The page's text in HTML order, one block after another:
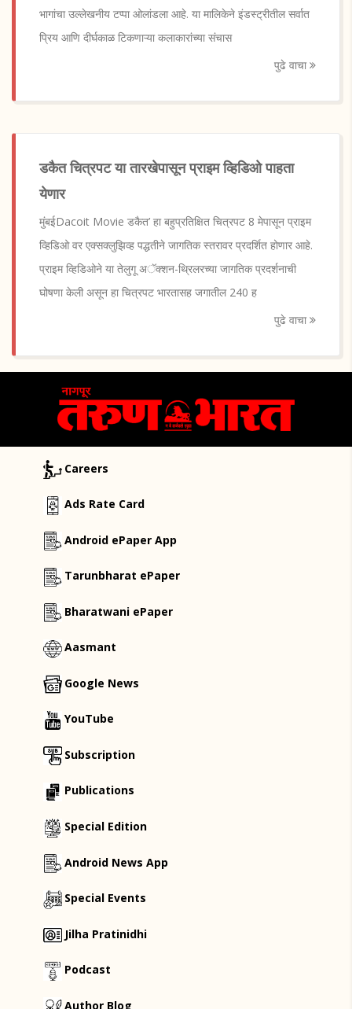
भागांचा उल्लेखनीय टप्पा ओलांडला आहे. या मालिकेने इंडस्ट्रीतील सर्वात
प्रिय आणि दीर्घकाळ टिकणाऱ्या कलाकारांच्या संचास
पुढे वाचा
डकैत चित्रपट या तारखेपासून प्राइम व्हिडिओ पाहता
येणार
मुंबईDacoit Movie डकैत’ हा बहुप्रतिक्षित चित्रपट 8 मेपासून प्राइम
व्हिडिओ वर एक्सक्लुझिव्ह पद्धतीने जागतिक स्तरावर प्रदर्शित होणार आहे.
प्राइम व्हिडिओने या तेलुगू अॅक्शन-थ्रिलरच्या जागतिक प्रदर्शनाची
घोषणा केली असून हा चित्रपट भारतासह जगातील 240 ह
पुढे वाचा
Careers
Ads Rate Card
Android ePaper App
Tarunbharat ePaper
Bharatwani ePaper
Aasmant
Google News
YouTube
Subscription
Publications
Special Edition
Android News App
Special Events
Jilha Pratinidhi
Podcast
Author Blog